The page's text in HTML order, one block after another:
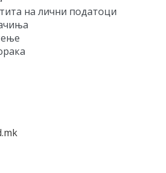
на лични податоци